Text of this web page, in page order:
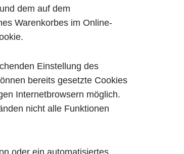
dem auf dem
Warenkorbes im Online-
Einstellung des
bereits gesetzte Cookies
Internetbrowsern möglich.
nicht alle Funktionen
oder ein automatisiertes